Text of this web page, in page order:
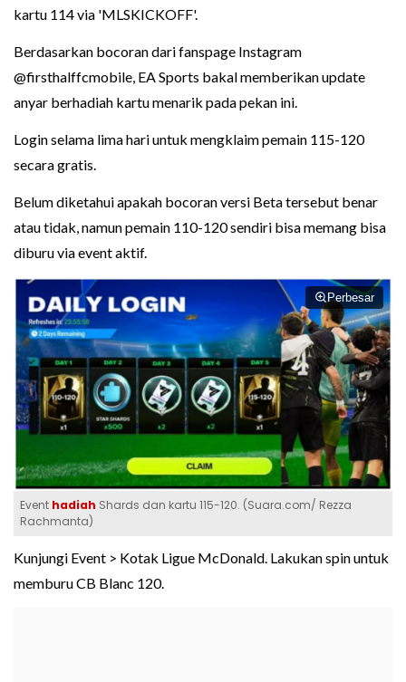
kartu 114 via 'MLSKICKOFF'.
Berdasarkan bocoran dari fanspage Instagram
@firsthalffcmobile, EA Sports bakal memberikan update
anyar berhadiah kartu menarik pada pekan ini.
Login selama lima hari untuk mengklaim pemain 115-120
secara gratis.
Belum diketahui apakah bocoran versi Beta tersebut benar
atau tidak, namun pemain 110-120 sendiri bisa memang bisa
diburu via event aktif.
Perbesar
Event hadiah Shards dan kartu 115-120. (Suara.com/ Rezza
Rachmanta)
Kunjungi Event > Kotak Ligue McDonald. Lakukan spin untuk
memburu CB Blanc 120.